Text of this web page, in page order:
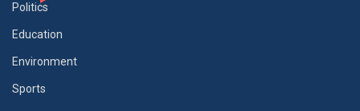
Politics
Education
Environment
Sports